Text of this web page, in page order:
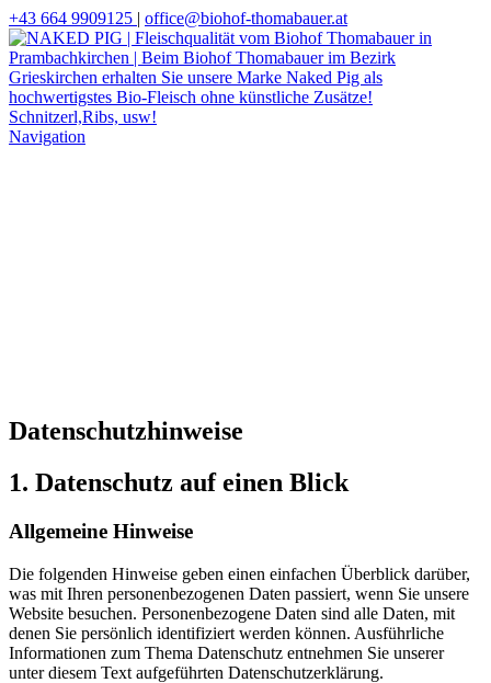
+43 664 9909125 | office@biohof-thomabauer.at
Navigation
Datenschutzhinweise
1. Datenschutz auf einen Blick
Allgemeine Hinweise
Die folgenden Hinweise geben einen einfachen Überblick darüber,
was mit Ihren personenbezogenen Daten passiert, wenn Sie unsere
Website besuchen. Personenbezogene Daten sind alle Daten, mit
denen Sie persönlich identifiziert werden können. Ausführliche
Informationen zum Thema Datenschutz entnehmen Sie unserer
unter diesem Text aufgeführten Datenschutzerklärung.